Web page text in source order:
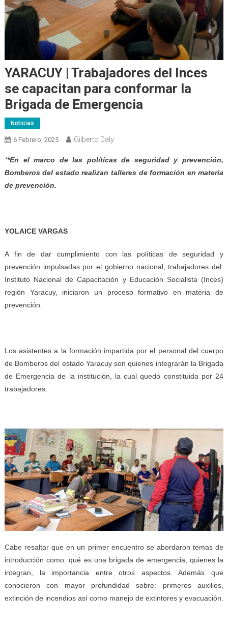
YARACUY | Trabajadores del Inces
se capacitan para conformar la
Brigada de Emergencia
Noticias
6 Febrero, 2025 Gilberto Daly
**En el marco de las políticas de seguridad y prevención,
Bomberos del estado realizan talleres de formación en materia
de prevención.
YOLAICE VARGAS
A fin de dar cumplimiento con las políticas de seguridad y
prevención impulsadas por el gobierno nacional, trabajadores del
Instituto Nacional de Capacitación y Educación Socialista (Inces)
región Yaracuy, iniciaron un proceso formativo en materia de
prevención.
Los asistentes a la formación impartida por el personal del cuerpo
de Bomberos del estado Yaracuy son quienes integrarán la Brigada
de Emergencia de la institución, la cual quedó constituida por 24
trabajadores.
Cabe resaltar que en un primer encuentro se abordaron temas de
introducción como: qué es una brigada de emergencia, quienes la
integran, la importancia entre otros aspectos. Además que
conocieron con mayor profundidad sobre: primeros auxilios,
extinción de incendios así como manejo de extintores y evacuación.